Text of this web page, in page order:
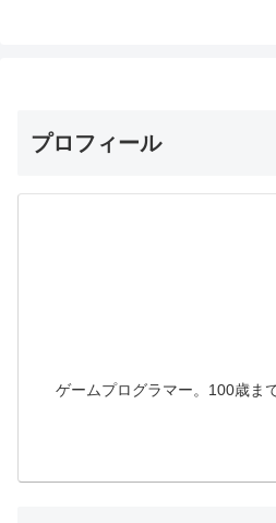
プロフィール
ゲームプログラマー。100歳ま